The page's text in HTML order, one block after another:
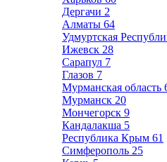
Дергачи 2
Алматы 64
Удмуртская
Ижевск 28
Сарапул 7
Глазов 7
Мурманская область
Мурманск 20
Мончегорск 9
Кандалакша 5
Республика Крым 61
Симферополь 25